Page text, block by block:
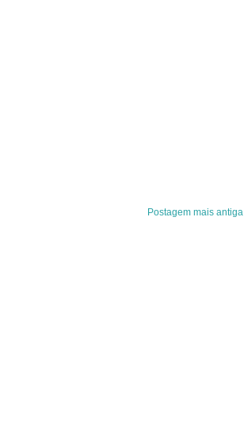
Postagem mais antiga